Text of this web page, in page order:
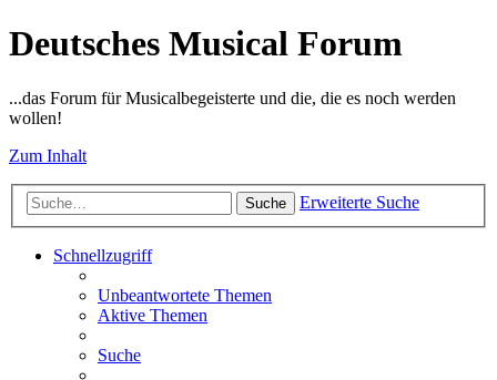
Deutsches Musical Forum
...das Forum für Musicalbegeisterte und die, die es noch werden
wollen!
Zum Inhalt
Suche Erweiterte Suche
Schnellzugriff
Unbeantwortete Themen
Aktive Themen
Suche